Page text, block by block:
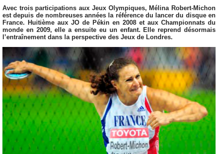
Avec trois participations aux Jeux Olympiques, Mélina Robert-Michon
est depuis de nombreuses années la référence du lancer du disque en
France. Huitième aux JO de Pékin en 2008 et aux Championnats du
monde en 2009, elle a ensuite eu un enfant. Elle reprend désormais
l’entraînement dans la perspective des Jeux de Londres.